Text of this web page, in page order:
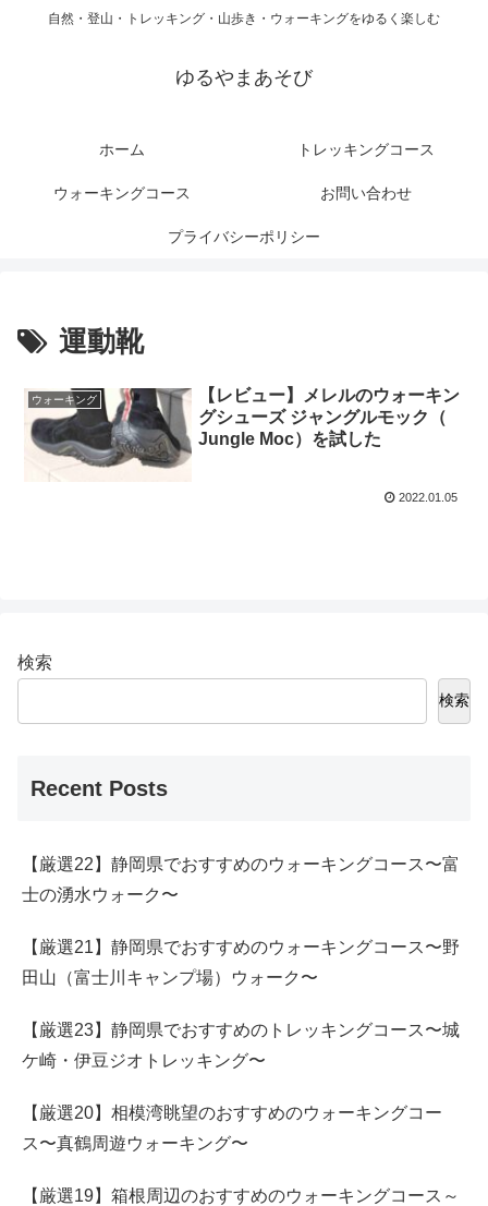
自然・登山・トレッキング・山歩き・ウォーキングをゆるく楽しむ
ゆるやまあそび
ホーム トレッキングコース
ウォーキングコース お問い合わせ
プライバシーポリシー
運動靴
ウォーキング
【レビュー】メレルのウォーキン
グシューズ ジャングルモック（
Jungle Moc）を試した
2022.01.05
検索
検索
Recent Posts
【厳選22】静岡県でおすすめのウォーキングコース〜富
士の湧水ウォーク〜
【厳選21】静岡県でおすすめのウォーキングコース〜野
田山（富士川キャンプ場）ウォーク〜
【厳選23】静岡県でおすすめのトレッキングコース〜城
ケ崎・伊豆ジオトレッキング〜
【厳選20】相模湾眺望のおすすめのウォーキングコー
ス〜真鶴周遊ウォーキング〜
【厳選19】箱根周辺のおすすめのウォーキングコース～